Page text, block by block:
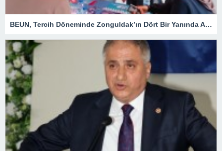
BEUN, Tercih Döneminde Zonguldak’ın Dört Bir Yanında Aday Öğrencilerle Buluşuyor